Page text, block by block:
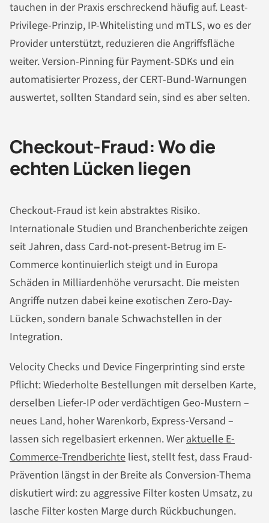
tauchen in der Praxis erschreckend häufig auf. Least-
Privilege-Prinzip, IP-Whitelisting und mTLS, wo es der
Provider unterstützt, reduzieren die Angriffsfläche
weiter. Version-Pinning für Payment-SDKs und ein
automatisierter Prozess, der CERT-Bund-Warnungen
auswertet, sollten Standard sein, sind es aber selten.
Checkout-Fraud: Wo die
echten Lücken liegen
Checkout-Fraud ist kein abstraktes Risiko.
Internationale Studien und Branchenberichte zeigen
seit Jahren, dass Card-not-present-Betrug im E-
Commerce kontinuierlich steigt und in Europa
Schäden in Milliardenhöhe verursacht. Die meisten
Angriffe nutzen dabei keine exotischen Zero-Day-
Lücken, sondern banale Schwachstellen in der
Integration.
Velocity Checks und Device Fingerprinting sind erste
Pflicht: Wiederholte Bestellungen mit derselben Karte,
derselben Liefer-IP oder verdächtigen Geo-Mustern –
neues Land, hoher Warenkorb, Express-Versand –
lassen sich regelbasiert erkennen. Weraktuelle E-
Commerce-Trendberichte liest, stellt fest, dass Fraud-
Prävention längst in der Breite als Conversion-Thema
diskutiert wird: zu aggressive Filter kosten Umsatz, zu
lasche Filter kosten Marge durch Rückbuchungen.